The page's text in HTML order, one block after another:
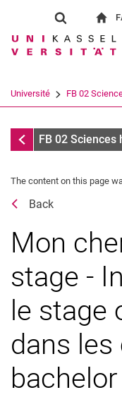
Show
Search term
Université FB 02
Coordination des
FB 02
Pendant les études
Classé par thème
The content on this page
Back
Mon
stage -
le stage
dans
bachelor